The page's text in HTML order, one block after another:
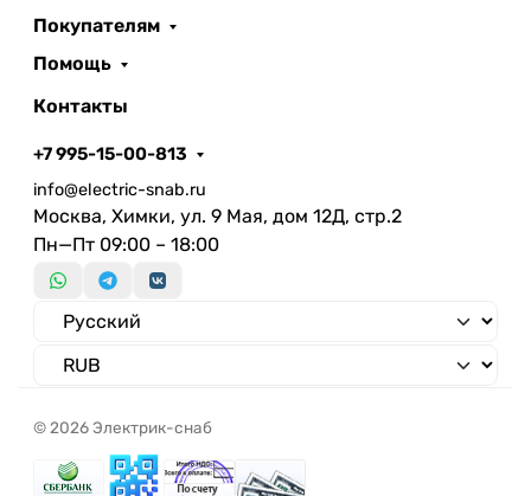
Покупателям
Помощь
Контакты
+7 995-15-00-813
info@electric-snab.ru
Москва, Химки, ул. 9 Мая, дом 12Д, стр.2
Пн—Пт 09:00 – 18:00
© 2026 Электрик-снаб